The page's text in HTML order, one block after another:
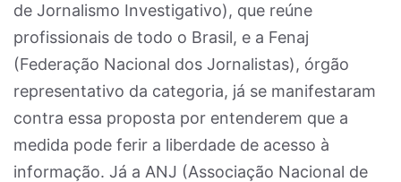
de Jornalismo Investigativo), que reúne
profissionais de todo o Brasil, e a Fenaj
(Federação Nacional dos Jornalistas), órgão
representativo da categoria, já se manifestaram
contra essa proposta por entenderem que a
medida pode ferir a liberdade de acesso à
informação. Já a ANJ (Associação Nacional de